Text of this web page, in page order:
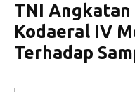
TNI
Kodaeral IV
Terhadap